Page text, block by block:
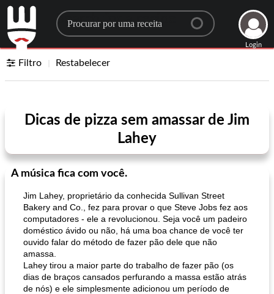
Search for a recipe
Login
Filtro Restabelecer
Dicas de pizza sem amassar de Jim
Lahey
A música fica com você.
Jim Lahey, proprietário da conhecida Sullivan Street
Bakery and Co., fez para provar o que Steve Jobs fez aos
computadores - ele a revolucionou. Seja você um padeiro
doméstico ávido ou não, há uma boa chance de você ter
ouvido falar do método de fazer pão dele que não
amassa.
Lahey tirou a maior parte do trabalho de fazer pão (os
dias de braços cansados ​​perfurando a massa estão atrás
de nós) e ele simplesmente adicionou um período de